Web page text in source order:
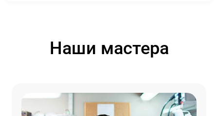
Наши мастера